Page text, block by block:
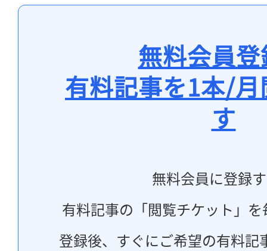
無料会員
有料記事を1本/
す
無料会員に登録
有料記事の「閲覧チケット」
登録後、すぐにご希望の有料記